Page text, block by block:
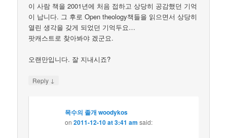
이 사람 책을 2001년에 처음 접하고 상당히 공감했던 기억
이 납니다. 그 후로 Open theology책들을 읽으면서 상당히
열린 생각을 갖게 되었던 기억두요…
팟캐스트로 찾아봐야 겠군요.
오랜만입니다. 잘 지내시죠?
Reply ↓
목수의 졸개 woodykos
on2011-12-10 at 3:41 am said: